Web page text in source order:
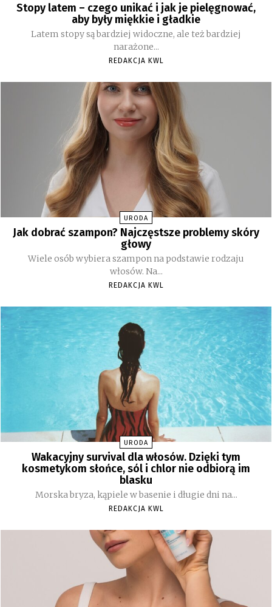
Stopy latem – czego unikać i jak je pielęgnować,
aby były miękkie i gładkie
Latem stopy są bardziej widoczne, ale też bardziej
narażone...
REDAKCJA KWL
URODA
Jak dobrać szampon? Najczęstsze problemy skóry
głowy
Wiele osób wybiera szampon na podstawie rodzaju
włosów. Na...
REDAKCJA KWL
URODA
Wakacyjny survival dla włosów. Dzięki tym
kosmetykom słońce, sól i chlor nie odbiorą im
blasku
Morska bryza, kąpiele w basenie i długie dni na...
REDAKCJA KWL